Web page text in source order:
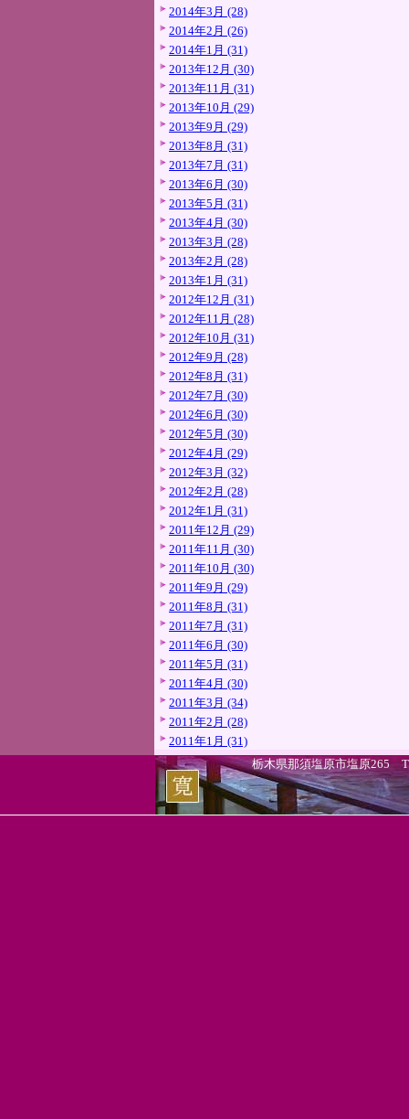
2014年3月 (28)
2014年2月 (26)
2014年1月 (31)
2013年12月 (30)
2013年11月 (31)
2013年10月 (29)
2013年9月 (29)
2013年8月 (31)
2013年7月 (31)
2013年6月 (30)
2013年5月 (31)
2013年4月 (30)
2013年3月 (28)
2013年2月 (28)
2013年1月 (31)
2012年12月 (31)
2012年11月 (28)
2012年10月 (31)
2012年9月 (28)
2012年8月 (31)
2012年7月 (30)
2012年6月 (30)
2012年5月 (30)
2012年4月 (29)
2012年3月 (32)
2012年2月 (28)
2012年1月 (31)
2011年12月 (29)
2011年11月 (30)
2011年10月 (30)
2011年9月 (29)
2011年8月 (31)
2011年7月 (31)
2011年6月 (30)
2011年5月 (31)
2011年4月 (30)
2011年3月 (34)
2011年2月 (28)
2011年1月 (31)
栃木県那須塩原市塩原265